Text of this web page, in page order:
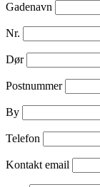
Gadenavn
Nr.
Dør
Postnummer
By
Telefon
Kontakt email